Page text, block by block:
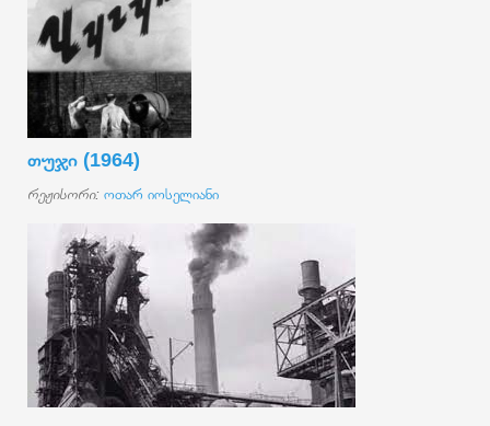
თუჯი (1964)
რეჟისორი: ოთარ იოსელიანი